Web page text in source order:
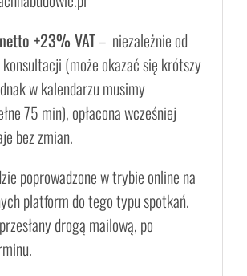
+23% VAT– niezależnie od
(może okazać się krótszy
w kalendarzu musimy
75 min), opłacona wcześniej
bez zmian.
poprowadzone w trybie online na
platform do tego typu spotkań.
drogą mailową, po